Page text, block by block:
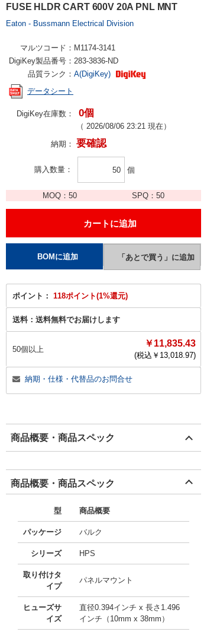
FUSE HLDR CART 600V 20A PNL MNT
Eaton - Bussmann Electrical Division
マルツコード： M1174-3141
DigiKey製品番号： 283-3836-ND
品質ランク： A(DigiKey)
データシート
DigiKey在庫数： 0個
（ 2026/08/06 23:21 現在）
納期： 要確認
購入数量 個
MOQ： 50 SPQ：50
ポイント： 118ポイント(1%還元)
送料： 送料無料でお届けします
50個以上
￥11,835.43
(税込￥ 13,018.97)
納期・仕様・代替品のお問合せ
商品概要・商品スペック
商品概要・商品スペック
型 商品概要
パッケージ バルク
シリーズ HPS
取り付けタ
イプ
パネルマウント
ヒューズサ
イズ
直径0.394インチ x 長さ1.496
インチ（10mm x 38mm）